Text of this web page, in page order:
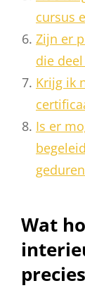
cursus
Zijn er
die
Krijg ik
Is er
Wat